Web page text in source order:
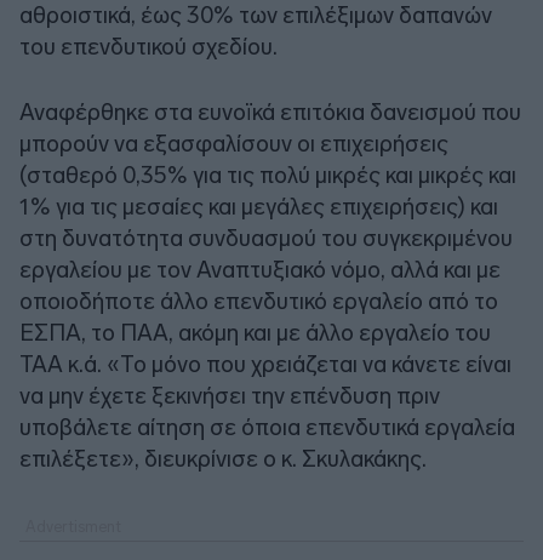
αθροιστικά, έως 30% των επιλέξιμων δαπανών
του επενδυτικού σχεδίου.
Αναφέρθηκε στα ευνοϊκά επιτόκια δανεισμού που
μπορούν να εξασφαλίσουν οι επιχειρήσεις
(σταθερό 0,35% για τις πολύ μικρές και μικρές και
1% για τις μεσαίες και μεγάλες επιχειρήσεις) και
στη δυνατότητα συνδυασμού του συγκεκριμένου
εργαλείου με τον Αναπτυξιακό νόμο, αλλά και με
οποιοδήποτε άλλο επενδυτικό εργαλείο από το
ΕΣΠΑ, το ΠΑΑ, ακόμη και με άλλο εργαλείο του
ΤΑΑ κ.ά. «Το μόνο που χρειάζεται να κάνετε είναι
να μην έχετε ξεκινήσει την επένδυση πριν
υποβάλετε αίτηση σε όποια επενδυτικά εργαλεία
επιλέξετε», διευκρίνισε ο κ. Σκυλακάκης.